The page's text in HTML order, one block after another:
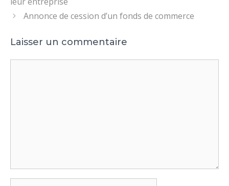
Annonce de cession d’un fonds de commerce
Laisser un commentaire